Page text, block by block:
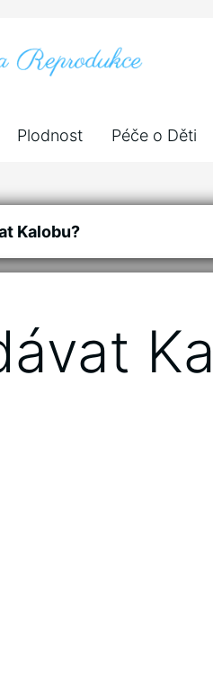
Plodnost Péče o Děti
Kalobu?